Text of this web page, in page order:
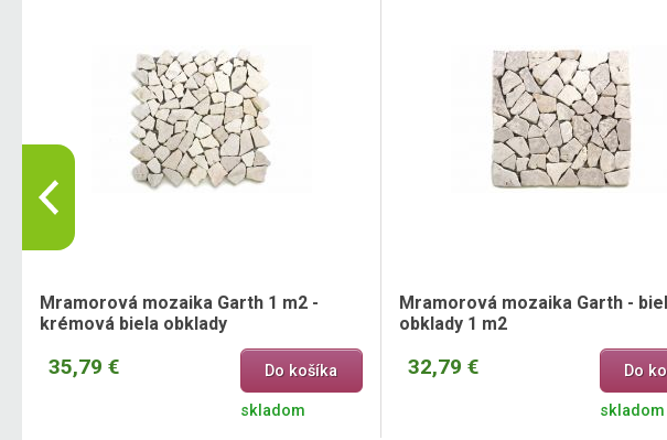
Mramorová mozaika Garth 1 m2 -
krémová biela obklady
35,79 € Do košíka
skladom
Mramorová mozaika Garth -
obklady 1 m2
32,79 € Do
skladom